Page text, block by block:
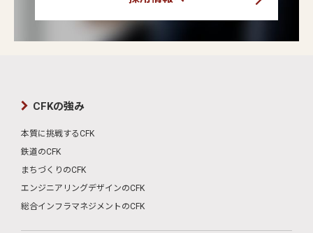
CFKの強み
本質に挑戦するCFK
鉄道のCFK
まちづくりのCFK
エンジニアリングデザインのCFK
総合インフラマネジメントのCFK